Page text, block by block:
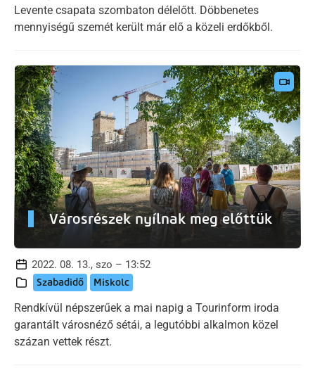
Levente csapata szombaton délelőtt. Döbbenetes
mennyiségű szemét került már elő a közeli erdőkből.
Városrészek nyílnak meg előttük
2022. 08. 13., szo – 13:52
Szabadidő Miskolc
Rendkívül népszerűek a mai napig a Tourinform iroda
garantált városnéző sétái, a legutóbbi alkalmon közel
százan vettek részt.